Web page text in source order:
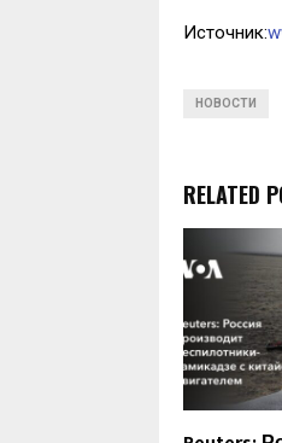
Источник:
НОВОСТИ
RELATED